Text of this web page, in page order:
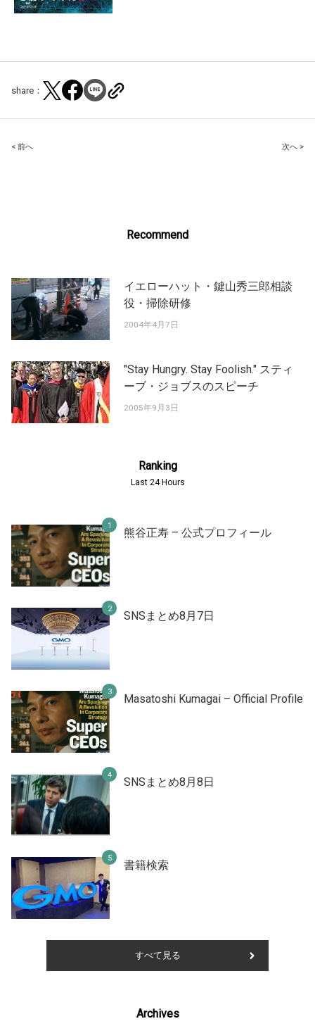
share：
Post
< 前へ 次へ >
Recommend
イエローハット・鍵山秀三郎相談
役・掃除研修
2004年4月7日
"Stay Hungry. Stay Foolish." スティ
ーブ・ジョブスのスピーチ
2005年9月3日
Ranking
Last 24 Hours
熊谷正寿 – 公式プロフィール
SNSまとめ8月7日
Masatoshi Kumagai – Official Profile
SNSまとめ8月8日
書籍検索
すべて見る
Archives